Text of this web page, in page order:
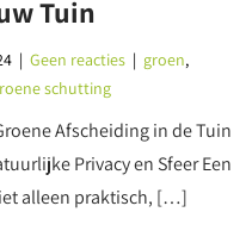
Tuin
|Geen reacties | groen,
schutting
Afscheiding in de Tuin
Privacy en Sfeer Een
alleen praktisch, […]